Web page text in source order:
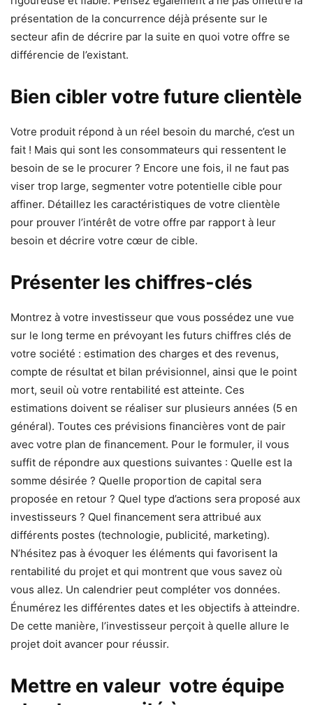
présentation de la concurrence déjà présente sur le
secteur afin de décrire par la suite en quoi votre offre se
différencie de l’existant.
Bien cibler votre future clientèle
Votre produit répond à un réel besoin du marché, c’est un
fait ! Mais qui sont les consommateurs qui ressentent le
besoin de se le procurer ? Encore une fois, il ne faut pas
viser trop large, segmenter votre potentielle cible pour
affiner. Détaillez les caractéristiques de votre clientèle
pour prouver l’intérêt de votre offre par rapport à leur
besoin et décrire votre cœur de cible.
Présenter les chiffres-clés
Montrez à votre investisseur que vous possédez une vue
sur le long terme en prévoyant les futurs chiffres clés de
votre société : estimation des charges et des revenus,
compte de résultat et bilan prévisionnel, ainsi que le point
mort, seuil où votre rentabilité est atteinte. Ces
estimations doivent se réaliser sur plusieurs années (5 en
général). Toutes ces prévisions financières vont de pair
avec votre plan de financement. Pour le formuler, il vous
suffit de répondre aux questions suivantes : Quelle est la
somme désirée ? Quelle proportion de capital sera
proposée en retour ? Quel type d’actions sera proposé aux
investisseurs ? Quel financement sera attribué aux
différents postes (technologie, publicité, marketing).
N’hésitez pas à évoquer les éléments qui favorisent la
rentabilité du projet et qui montrent que vous savez où
vous allez. Un calendrier peut compléter vos données.
Énumérez les différentes dates et les objectifs à atteindre.
De cette manière, l’investisseur perçoit à quelle allure le
projet doit avancer pour réussir.
Mettre en valeur votre équipe